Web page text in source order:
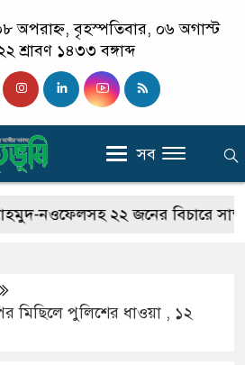
অপরাহ্ন, বৃহস্পতিবার, ০৬ অগাস্ট
শ্রাবণ ১৪৩৩ বঙ্গাব্দ
সব
২২ জনের বিচারে সাক্ষ্য
মিছিলে পুলিশের ধাওয়া , ১২